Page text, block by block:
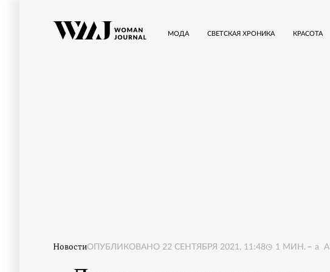
МОДА СВЕТСКАЯ ХРОНИКА КРАСОТА
НовостиОПУБЛИКОВАНО 22 СЕНТЯБРЯ 2021, 11:48 1 МИН. a A